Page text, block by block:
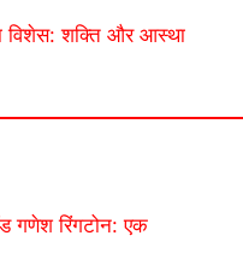
विशेस: शक्ति और आस्था
गणेश रिंगटोन: एक